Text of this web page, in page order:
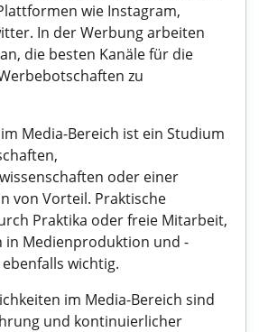
wie Instagram,
In der Werbung arbeiten
die besten Kanäle für die
zu
Media-Bereich ist ein Studium
oder einer
von Vorteil. Praktische
Praktika oder freie Mitarbeit,
in Medienproduktion und -
wichtig.
im Media-Bereich sind
und kontinuierlicher